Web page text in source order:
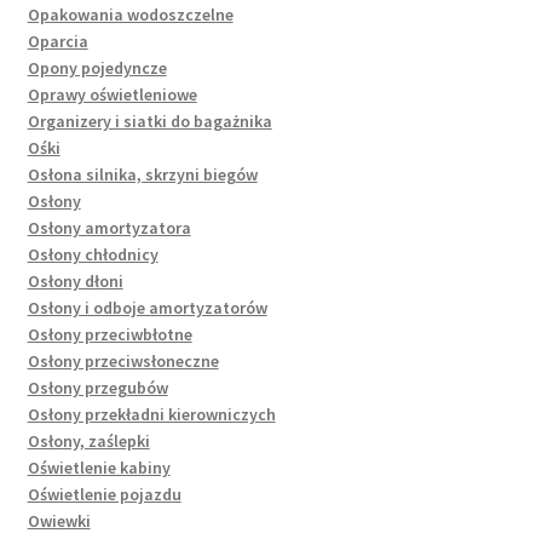
Opakowania wodoszczelne
Oparcia
Opony pojedyncze
Oprawy oświetleniowe
Organizery i siatki do bagażnika
Ośki
Osłona silnika, skrzyni biegów
Osłony
Osłony amortyzatora
Osłony chłodnicy
Osłony dłoni
Osłony i odboje amortyzatorów
Osłony przeciwbłotne
Osłony przeciwsłoneczne
Osłony przegubów
Osłony przekładni kierowniczych
Osłony, zaślepki
Oświetlenie kabiny
Oświetlenie pojazdu
Owiewki